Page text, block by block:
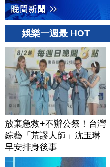
娛樂一週最 HOT
放棄急救+不辦公祭！台灣
綜藝「荒謬大師」沈玉琳
早安排身後事